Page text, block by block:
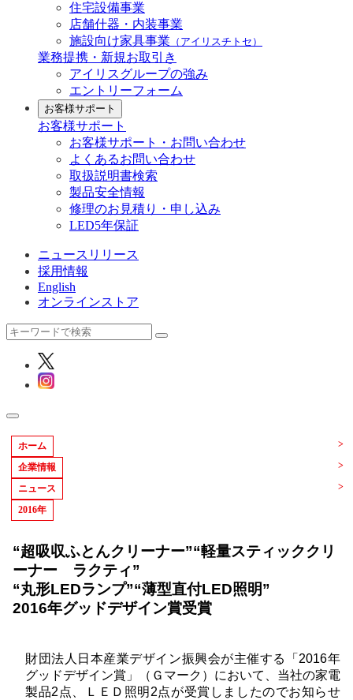
住宅設備事業
店舗什器・内装事業
施設向け家具事業 （アイリスチトセ）
業務提携・新規お取引き
アイリスグループの強み
エントリーフォーム
お客様サポート
お客様サポート
お客様サポート・お問い合わせ
よくあるお問い合わせ
取扱説明書検索
製品安全情報
修理のお見積り・申し込み
LED5年保証
ニュースリリース
採用情報
English
オンラインストア
ホーム
企業情報
ニュース
2016年
“超吸収ふとんクリーナー”“軽量スティッククリ
ーナー ラクティ”
“丸形LEDランプ”“薄型直付LED照明”
2016年グッドデザイン賞受賞
財団法人日本産業デザイン振興会が主催する「2016年
グッドデザイン賞」（Ｇマーク）において、当社の家電
製品2点、ＬＥＤ照明2点が受賞しましたのでお知らせ